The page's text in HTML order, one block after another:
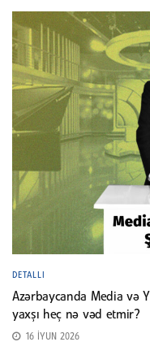
DETALLI
Azərbaycanda Media və
yaxşı heç nə vəd etmir?
16 İYUN 2026